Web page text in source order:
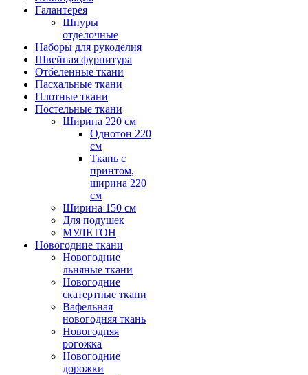
Галантерея
Шнуры
отделочные
Наборы для рукоделия
Швейная фурнитура
Отбеленные ткани
Пасхальные ткани
Плотные ткани
Постельные ткани
Ширина 220 см
Однотон 220
см
Ткань с
принтом,
ширина 220
см
Ширина 150 см
Для подушек
МУЛЕТОН
Новогодние ткани
Новогодние
льняные ткани
Новогодние
скатертные ткани
Вафельная
новогодняя ткань
Новогодняя
рогожка
Новогодние
дорожки